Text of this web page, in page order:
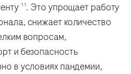
11. Это упрощает работу
снижает количество
вопросам,
и безопасность
в условиях пандемии,